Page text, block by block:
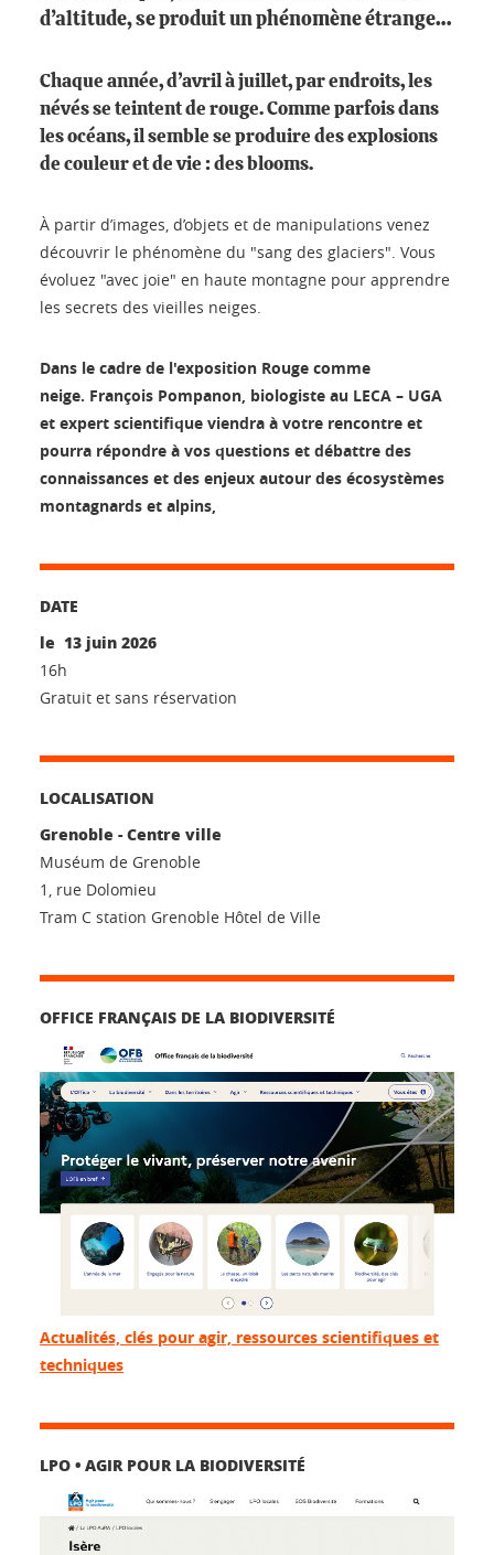
d’altitude, se produit un phénomène étrange…
Chaque année, d’avril à juillet, par endroits, les
névés se teintent de rouge. Comme parfois dans
les océans, il semble se produire des explosions
de couleur et de vie : des blooms.
À partir d’images, d’objets et de manipulations venez
découvrir le phénomène du "sang des glaciers". Vous
évoluez "avec joie" en haute montagne pour apprendre
les secrets des vieilles neiges.
Dans le cadre de l'exposition Rouge comme
neige. François Pompanon, biologiste au LECA – UGA
et expert scientifique viendra à votre rencontre et
pourra répondre à vos questions et débattre des
connaissances et des enjeux autour des écosystèmes
montagnards et alpins,
DATE
le 13 juin 2026
16h
Gratuit et sans réservation
LOCALISATION
Grenoble - Centre ville
Muséum de Grenoble
1, rue Dolomieu
Tram C station Grenoble Hôtel de Ville
OFFICE FRANÇAIS DE LA BIODIVERSITÉ
Actualités, clés pour agir, ressources scientifiques et
techniques
LPO • AGIR POUR LA BIODIVERSITÉ